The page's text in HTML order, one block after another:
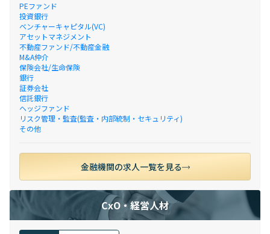
PEファンド
投資銀行
ベンチャーキャピタル(VC)
アセットマネジメント
不動産ファンド/不動産金融
M&A仲介
保険会社/生命保険
銀行
証券会社
信託銀行
ヘッジファンド
リスク管理・監査(監査・内部統制・セキュリティ)
その他
金融機関の求人一覧を見る
CxO・経営人材